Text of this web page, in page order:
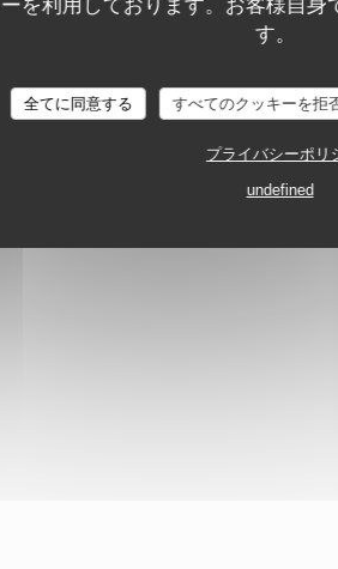
す。
全てに同意する すべてのクッキーを拒
プライバシーポリ
undefined